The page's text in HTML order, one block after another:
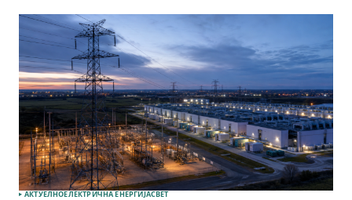
АКТУЕЛНОЕЛЕКТРИЧНА ЕНЕРГИЈАСВЕТ